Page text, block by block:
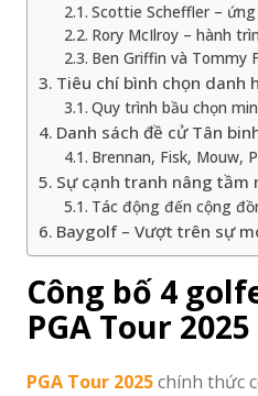
Scottie Scheffler –
Rory McIlroy – hành
Ben Griffin và Tommy
Tiêu chí bình chọn danh
Quy trình bầu chọn
Danh sách đề cử Tân
Brennan, Fisk, Mouw,
Sự cạnh tranh nâng tầm
Tác động đến cộng
Baygolf – Vượt trên sự
Công bố 4
PGA Tour 2025
PGA Tour 2025chính thức